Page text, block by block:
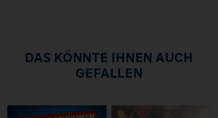
DAS KÖNNTE IHNEN AUCH
GEFALLEN